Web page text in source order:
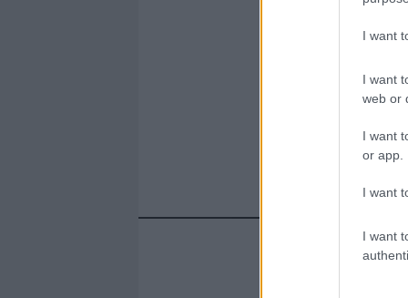
I want
I want
web or
I want
or app.
I want
I want